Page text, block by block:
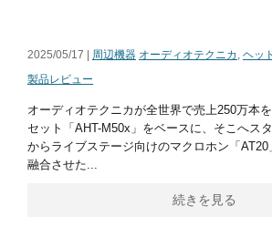
2025/05/17 | 周辺機器 オーディオテクニカ , ヘッ
製品レビュー
オーディオテクニカが全世界で売上250万本
セット「AHT-M50x」をベースに、そこへス
からライブステージ向けのマクロホン「
融合させた...
続きを見る